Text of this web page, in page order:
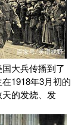
大兵传播到了
1918年3月初的
的发烧、发